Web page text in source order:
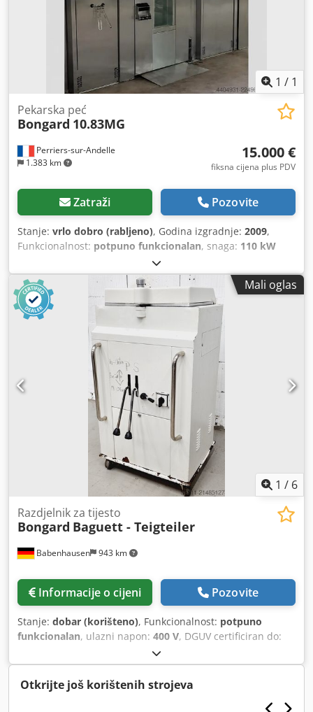
1 / 1
Perriers-sur-Andelle
1.383 km
Pekarska peć
Bongard 10.83MG
15.000 €
fiksna cijena plus PDV
Zatraži Pozovite
Stanje: vrlo dobro (rabljeno), Godina izgradnje: 2009,
Funkcionalnost: potpuno funkcionalan, snaga: 110 kW
, ulazna frekvencija:
trofazni, temperatura:280 °C, ukupna dužina:2.062 mm,
ukupna širina:
2.251 mm, ukupna visina:2.492 mm,
ukupna masa:
1.830 kg, tip upravljanja:CNC upravljanje
tip aktuacije:
, vrsta goriva: hibridni
posljednjeg generalnog remonta:
2026 , Oprema:
CE, dokumentacija / priručnik,
Mali oglas
1 / 6
Babenhausen 943 km
Razdjelnik za tijesto
Bongard Baguett - Teigteiler
Informacije o cijeni Pozovite
Stanje: dobar (korišteno), Funkcionalnost: potpuno
funkcionalan, ulazni napon: 400 V, DGUV certificiran do:
, vrsta ulazne struje:trofazni
Otkrijte još korištenih strojeva